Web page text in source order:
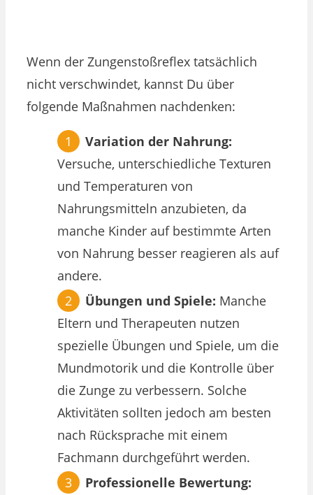
Wenn der Zungenstoßreflex tatsächlich
nicht verschwindet, kannst Du über
folgende Maßnahmen nachdenken:
Variation der Nahrung:
Versuche, unterschiedliche Texturen
und Temperaturen von
Nahrungsmitteln anzubieten, da
manche Kinder auf bestimmte Arten
von Nahrung besser reagieren als auf
andere.
Übungen und Spiele: Manche
Eltern und Therapeuten nutzen
spezielle Übungen und Spiele, um die
Mundmotorik und die Kontrolle über
die Zunge zu verbessern. Solche
Aktivitäten sollten jedoch am besten
nach Rücksprache mit einem
Fachmann durchgeführt werden.
Professionelle Bewertung: